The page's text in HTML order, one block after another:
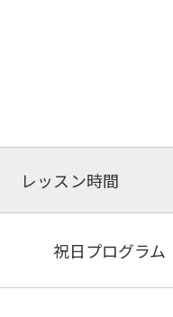
レッスン時間
祝日プログラム